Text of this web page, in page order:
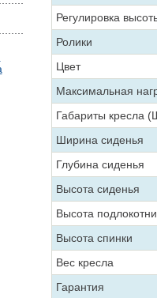
Регулировка
Ролики
Цвет
Максимальная
Габариты кресла
Ширина сиденья
Глубина сиденья
Высота сиденья
Высота
Высота спинки
Вес кресла
Гарантия